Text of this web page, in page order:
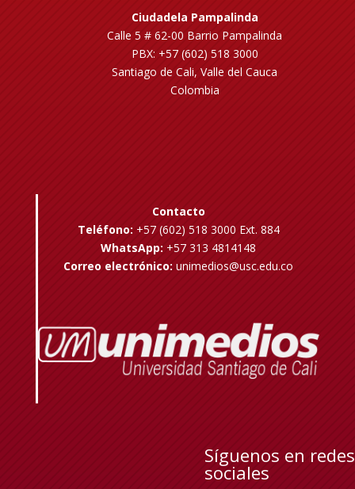
Ciudadela Pampalinda
Calle 5 # 62-00 Barrio Pampalinda
PBX: +57 (602) 518 3000
Santiago de Cali, Valle del Cauca
Colombia
Contacto
Teléfono: +57 (602) 518 3000 Ext. 884
WhatsApp: +57 313 4814148
Correo electrónico: unimedios@usc.edu.co
Síguenos en redes
sociales